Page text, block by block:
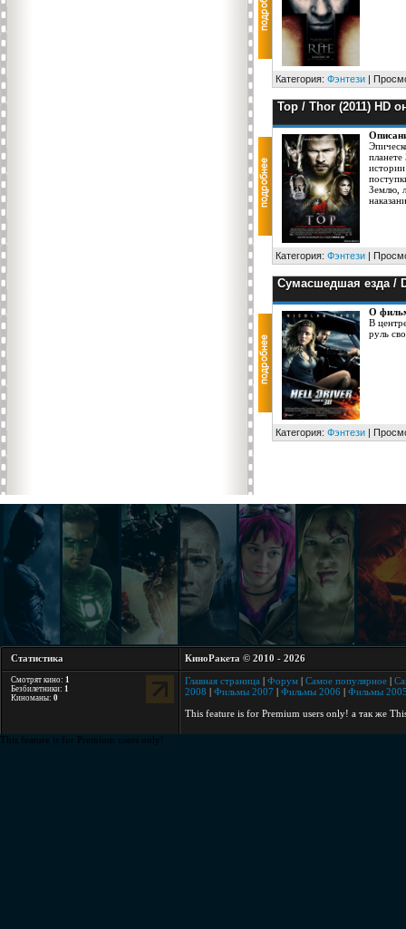
Категория: Фэнтези |
Тор / Thor (2011) HD
Землю,
Категория: Фэнтези |
Сумасшедшая езда /
О
В
руль
Категория: Фэнтези |
Статистика КиноРакета © 2010 - 2026
Смотрят кино: 1
Безбилетники: 1
Киноманы: 0
Главная страница | Форум | Самое популярное |
2008 | Фильмы 2007 | Фильмы 2006 | Фильмы
This feature is for Premium users only! а так же
This feature is for Premium users only!